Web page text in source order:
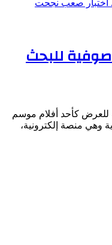
للبحث
كأحد أفلام موسم
وهي منصة إلكترونية،